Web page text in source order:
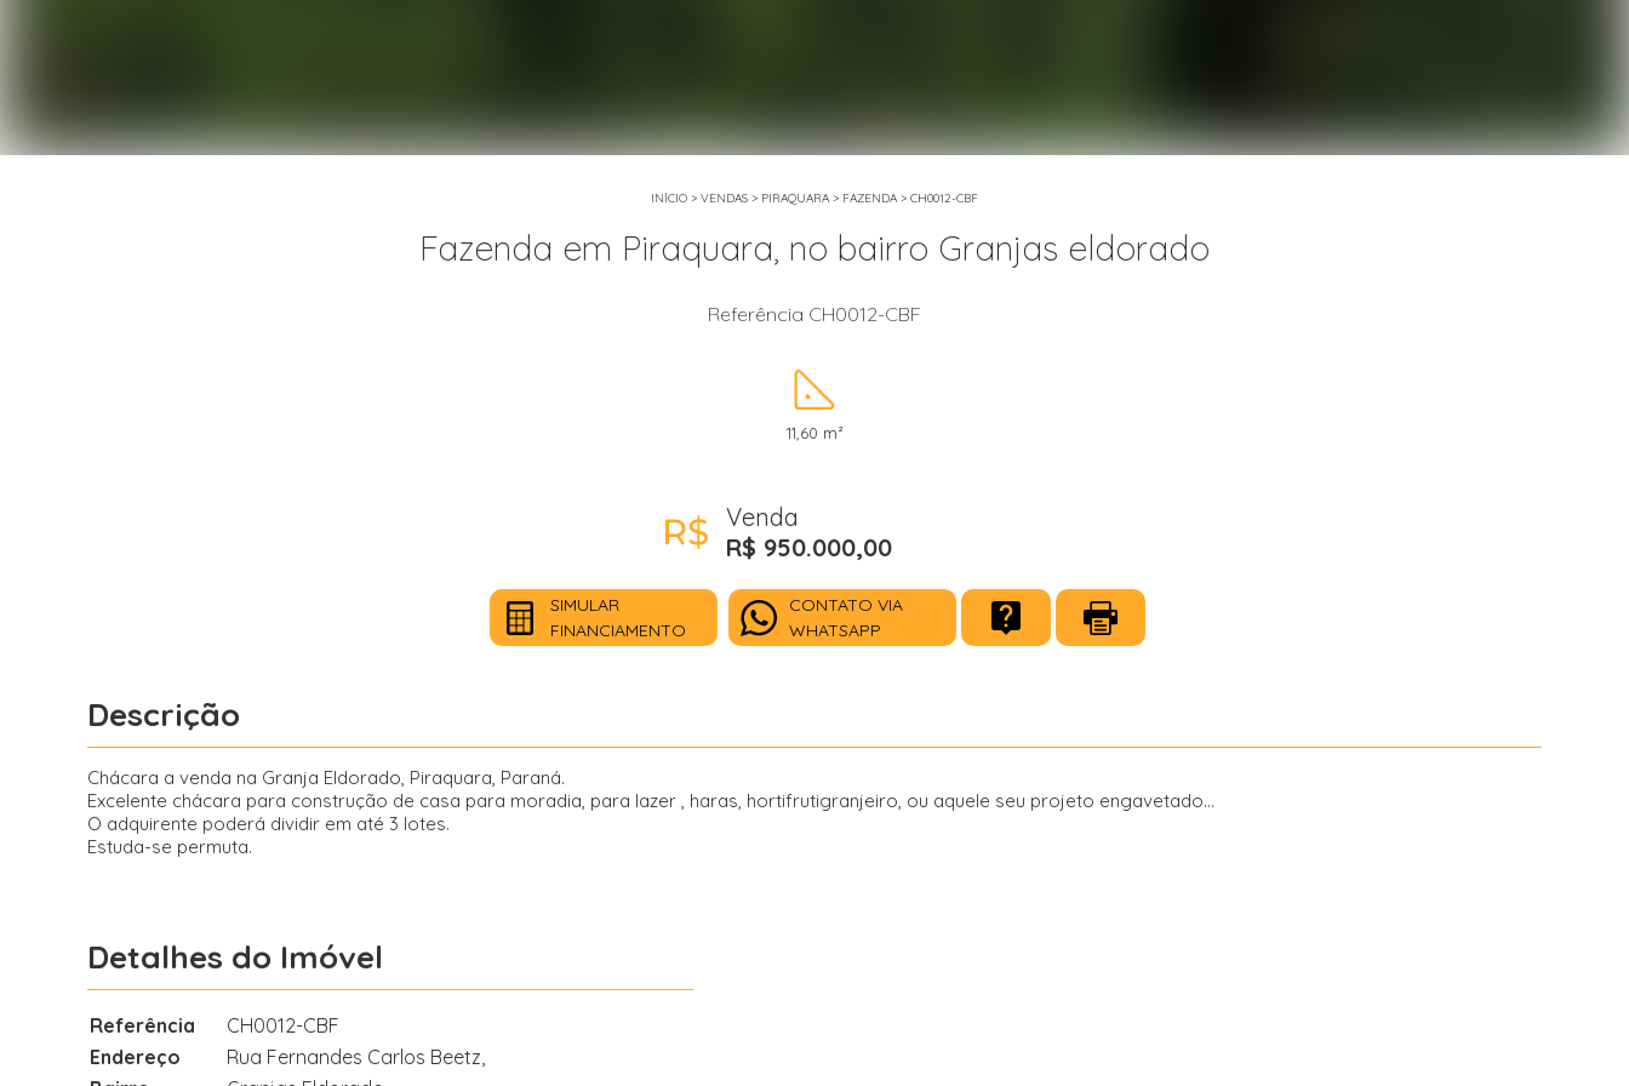
INÍCIO > VENDAS > PIRAQUARA > FAZENDA > CH0012-CBF
Fazenda em Piraquara, no bairro Granjas eldorado
Referência CH0012-CBF
11,60 m²
Venda
R$ 950.000,00
SIMULAR
FINANCIAMENTO
CONTATO VIA
WHATSAPP
Descrição
Chácara a venda na Granja Eldorado, Piraquara, Paraná.
Excelente chácara para construção de casa para moradia, para lazer , haras, hortifrutigranjeiro, ou aquele seu projeto engavetado...
O adquirente poderá dividir em até 3 lotes.
Estuda-se permuta.
Detalhes do Imóvel
Referência
CH0012-CBF
Endereço
Rua Fernandes Carlos Beetz,